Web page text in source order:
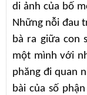
di ảnh của bố
Những nỗi đau
bà ra giữa con
một mình với
phăng đi quan
bài của số